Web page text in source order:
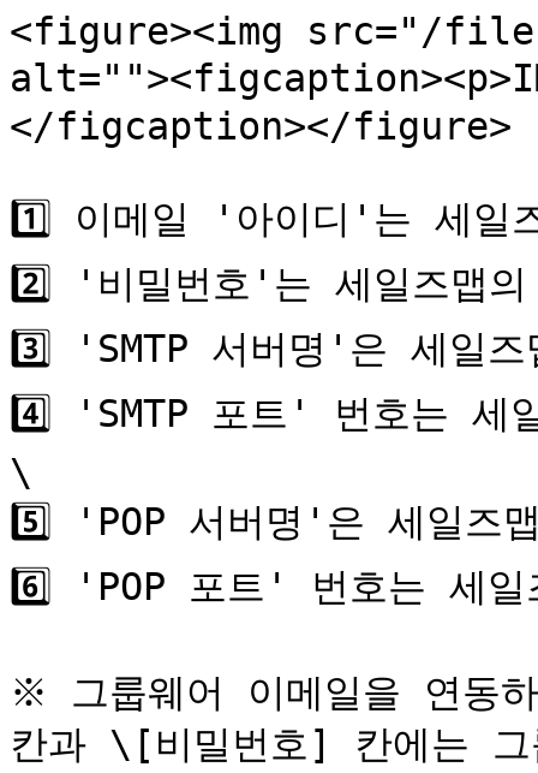
<figure><img src="/files/
</figcaption></figure>
1️⃣ 이메일 '아이디'는 세
2️⃣ '비밀번호'는 세일즈맵
3️⃣ 'SMTP 서버명'은 세일
4️⃣ 'SMTP 포트' 번호는 세
\
5️⃣ 'POP 서버명'은 세일즈
6️⃣ 'POP 포트' 번호는 세
※ 그룹웨어 이메일을 연동
칸과 \[비밀번호] 칸에는 그